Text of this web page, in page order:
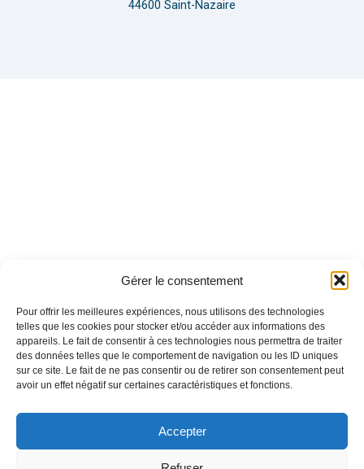
Gérer le consentement
Pour offrir les meilleures expériences, nous utilisons des technologies
telles que les cookies pour stocker et/ou accéder aux informations des
appareils. Le fait de consentir à ces technologies nous permettra de traiter
des données telles que le comportement de navigation ou les ID uniques
sur ce site. Le fait de ne pas consentir ou de retirer son consentement peut
avoir un effet négatif sur certaines caractéristiques et fonctions.
Accepter
44600 Saint-Nazaire